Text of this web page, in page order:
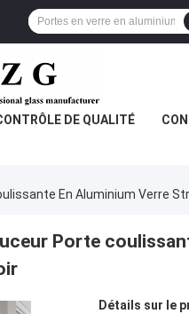
DE QUALITÉ
En Aluminium Verre
Porte
Détails sur le